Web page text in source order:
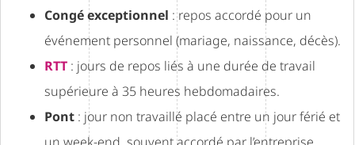
Congé exceptionnel : repos accordé pour un
événement personnel (mariage, naissance, décès).
RTT : jours de repos liés à une durée de travail
supérieure à 35 heures hebdomadaires.
Pont : jour non travaillé placé entre un jour férié et